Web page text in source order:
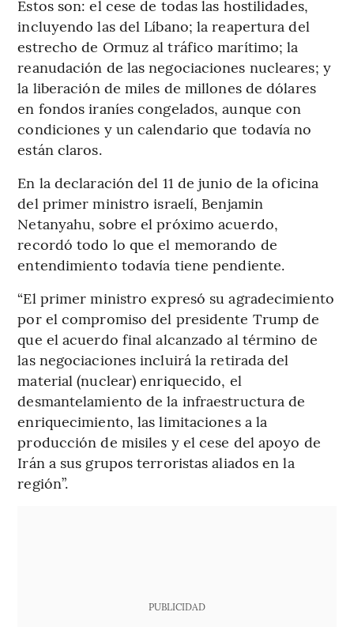
Estos son: el cese de todas las hostilidades,
incluyendo las del Líbano; la reapertura del
estrecho de Ormuz al tráfico marítimo; la
reanudación de las negociaciones nucleares; y
la liberación de miles de millones de dólares
en fondos iraníes congelados, aunque con
condiciones y un calendario que todavía no
están claros.
En la declaración del 11 de junio de la oficina
del primer ministro israelí, Benjamin
Netanyahu, sobre el próximo acuerdo,
recordó todo lo que el memorando de
entendimiento todavía tiene pendiente.
“El primer ministro expresó su agradecimiento
por el compromiso del presidente Trump de
que el acuerdo final alcanzado al término de
las negociaciones incluirá la retirada del
material (nuclear) enriquecido, el
desmantelamiento de la infraestructura de
enriquecimiento, las limitaciones a la
producción de misiles y el cese del apoyo de
Irán a sus grupos terroristas aliados en la
región”.
PUBLICIDAD